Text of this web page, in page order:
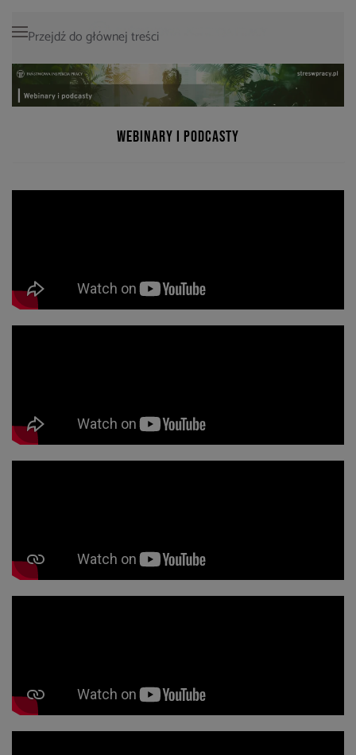
Przejdź do głównej treści
Webinary i podcasty